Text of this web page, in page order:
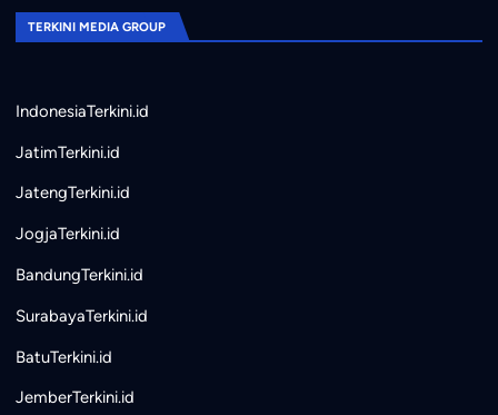
TERKINI MEDIA GROUP
IndonesiaTerkini.id
JatimTerkini.id
JatengTerkini.id
JogjaTerkini.id
BandungTerkini.id
SurabayaTerkini.id
BatuTerkini.id
JemberTerkini.id